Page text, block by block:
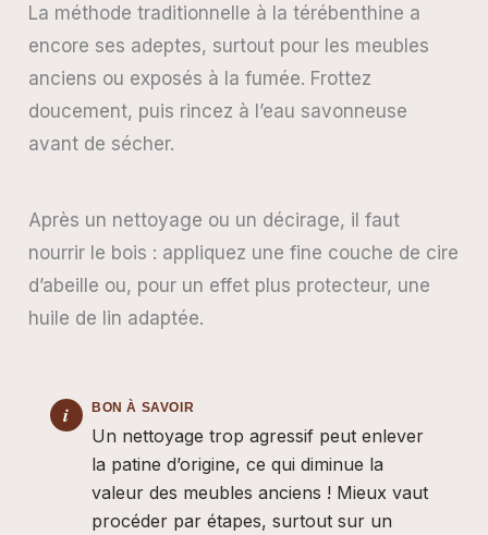
La méthode traditionnelle à la térébenthine a
encore ses adeptes, surtout pour les meubles
anciens ou exposés à la fumée. Frottez
doucement, puis rincez à l’eau savonneuse
avant de sécher.
Après un nettoyage ou un décirage, il faut
nourrir le bois : appliquez une fine couche de cire
d’abeille ou, pour un effet plus protecteur, une
huile de lin adaptée.
Un nettoyage trop agressif peut enlever
la patine d’origine, ce qui diminue la
valeur des meubles anciens ! Mieux vaut
procéder par étapes, surtout sur un